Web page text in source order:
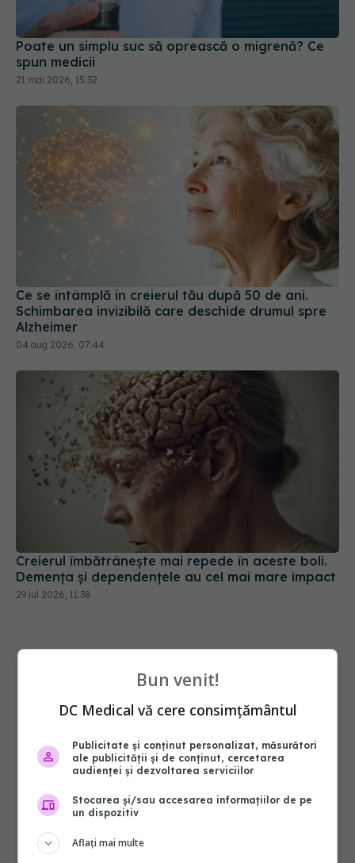
Poate un simplu suc să oprească o migrenă? Ce
spun medicii
21 mai 2026, 15:32
Ce se întâmplă în creierul tău după 50 de ani.
Schimbarea invizibilă care deschide drumul spre
Alzheimer
04 aug 2026, 07:44
Creierul îmbătrânește mai repede în aceste boli.
Demența și dependențele au cel mai mare impact
29 iul 2026, 11:38
Bun venit!
DC Medical vă cere consimțământul
Publicitate și conținut personalizat, măsurători
ale publicității și de conținut, cercetarea
audienței și dezvoltarea serviciilor
Stocarea și/sau accesarea informațiilor de pe
un dispozitiv
Aflați mai multe